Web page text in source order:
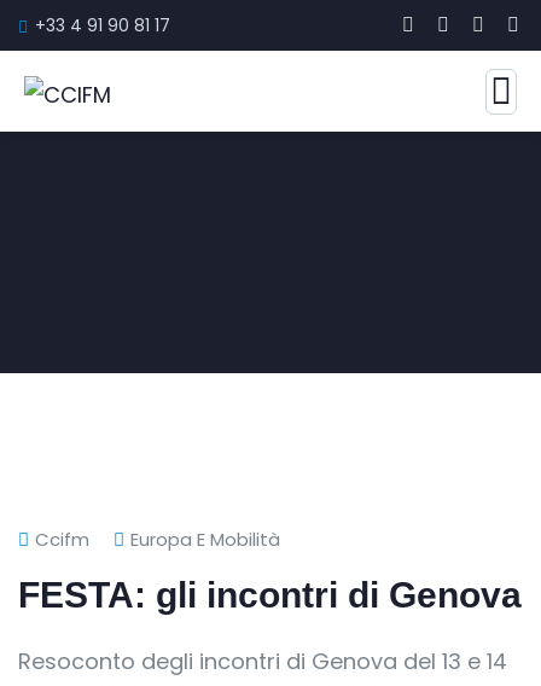
+33 4 91 90 81 17
Ccifm Europa E Mobilità
FESTA: gli incontri di Genova
Resoconto degli incontri di Genova del 13 e 14